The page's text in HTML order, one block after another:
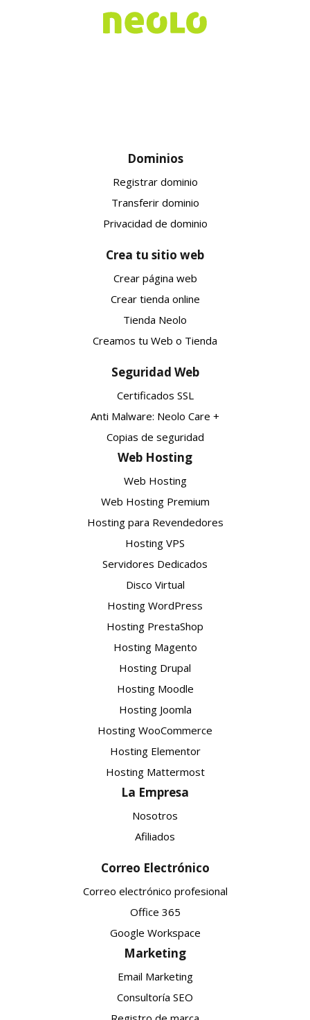
Dominios
Registrar dominio
Transferir dominio
Privacidad de dominio
Crea tu sitio web
Crear página web
Crear tienda online
Tienda Neolo
Creamos tu Web o Tienda
Seguridad Web
Certificados SSL
Anti Malware: Neolo Care +
Copias de seguridad
Web Hosting
Web Hosting
Web Hosting Premium
Hosting para Revendedores
Hosting VPS
Servidores Dedicados
Disco Virtual
Hosting WordPress
Hosting PrestaShop
Hosting Magento
Hosting Drupal
Hosting Moodle
Hosting Joomla
Hosting WooCommerce
Hosting Elementor
Hosting Mattermost
La Empresa
Nosotros
Afiliados
Correo Electrónico
Correo electrónico profesional
Office 365
Google Workspace
Marketing
Email Marketing
Consultoría SEO